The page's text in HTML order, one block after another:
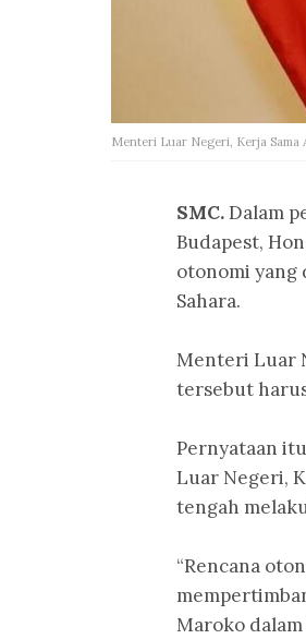
Menteri Luar Negeri, Kerja
SMC. Dalam
Budapest,
otonomi yang
Sahara.
Menteri Luar
tersebut
Pernyataan
Luar Negeri,
tengah
“Rencana
Maroko